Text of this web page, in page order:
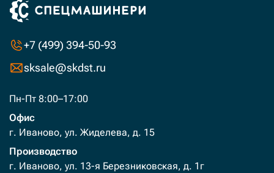
+7 (499) 394-50-93
sksale@skdst.ru
Пн-Пт 8:00–17:00
Офис
г. Иваново, ул. Жиделева, д. 15
Производство
г. Иваново, ул. 13-я Березниковская, д. 1г